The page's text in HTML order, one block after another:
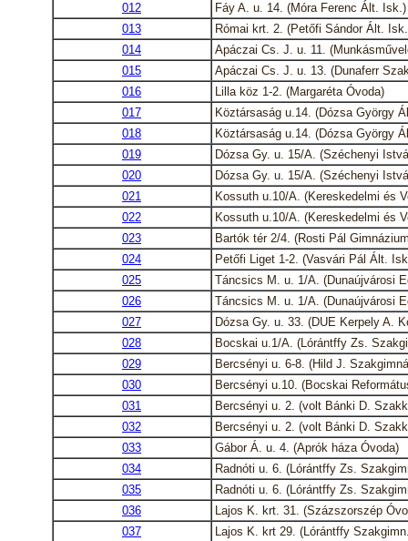
012
Fáy A. u. 14. (Móra Ferenc Ált. Isk.)
013
Római krt. 2. (Petőfi Sándor Ált.
014
Apáczai Cs. J. u. 11.
015
Apáczai Cs. J. u. 13. (Dunaferr
016
Lilla köz 1-2. (Margaréta Óvoda)
017
Köztársaság u.14. (Dózsa György
018
Köztársaság u.14. (Dózsa György
019
Dózsa Gy. u. 15/A. (Széchenyi
020
Dózsa Gy. u. 15/A. (Széchenyi
021
Kossuth u.10/A. (Kereskedelmi és
022
Kossuth u.10/A. (Kereskedelmi és
023
Bartók tér 2/4. (Rosti Pál
024
Petőfi Liget 1-2. (Vasvári Pál Ált.
025
Táncsics M. u. 1/A. (Dunaújvárosi
026
Táncsics M. u. 1/A. (Dunaújvárosi
027
Dózsa Gy. u. 33. (DUE Kerpely A.
028
Bocskai u.1/A. (Lórántffy Zs.
029
Bercsényi u. 6-8. (Hild J.
030
Bercsényi u.10. (Bocskai
031
Bercsényi u. 2. (volt Bánki D.
032
Bercsényi u. 2. (volt Bánki D.
033
Gábor Á. u. 4. (Aprók háza Óvoda)
034
Radnóti u. 6. (Lórántffy Zs.
035
Radnóti u. 6. (Lórántffy Zs.
036
Lajos K. krt. 31. (Százszorszép
037
Lajos K. krt 29. (Lórántffy